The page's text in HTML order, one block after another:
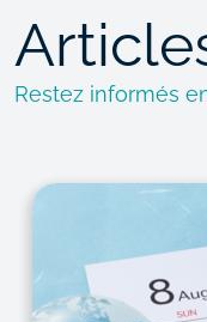
Restez informés